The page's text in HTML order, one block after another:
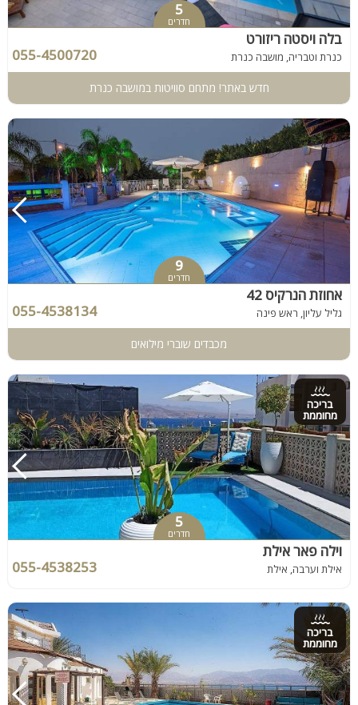
5
חדרים
בלה ויסטה ריזורט
כנרת וטבריה, מושבה כנרת 055-4500720
חדש באתר! מתחם סוויטות במושבה כנרת
9
חדרים
אחוזת הנרקיס 42
גליל עליון, ראש פינה 055-4538134
מכבדים שוברי מילואים
בריכה
מחוממת
5
חדרים
וילה פאר אילת
אילת וערבה, אילת 055-4538253
בריכה
מחוממת